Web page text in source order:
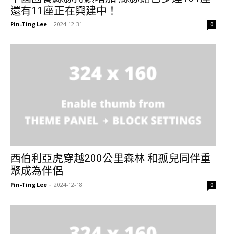
還有11座正在興建中！
Pin-Ting Lee - 2024-12-31 0
西伯利亞虎穿越200公里森林 和孤兒同伴重
聚成為伴侶
Pin-Ting Lee - 2024-12-18 0